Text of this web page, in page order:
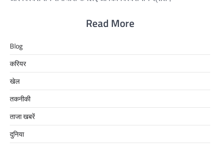
Read More
Blog
करियर
खेल
तकनीकी
ताजा खबरें
दुनिया